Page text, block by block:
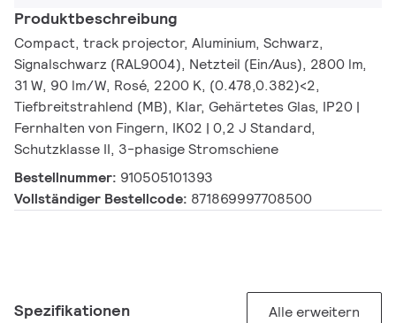
Produktbeschreibung
Compact, track projector, Aluminium, Schwarz,
Signalschwarz (RAL9004), Netzteil (Ein/Aus), 2800 lm,
31 W, 90 lm/W, Rosé, 2200 K, (0.478,0.382)<2,
Tiefbreitstrahlend (MB), Klar, Gehärtetes Glas, IP20 |
Fernhalten von Fingern, IK02 | 0,2 J Standard,
Schutzklasse II, 3-phasige Stromschiene
Bestellnummer: 910505101393
Vollständiger Bestellcode: 871869997708500
Spezifikationen Alle erweitern